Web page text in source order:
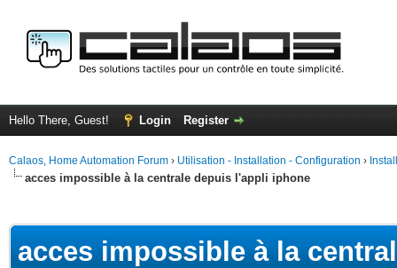
Hello There, Guest! Login Register
Calaos, Home Automation Forum › Utilisation - Installation - Configuration ›
acces impossible à la centrale depuis l'appli iphone
acces impossible à la